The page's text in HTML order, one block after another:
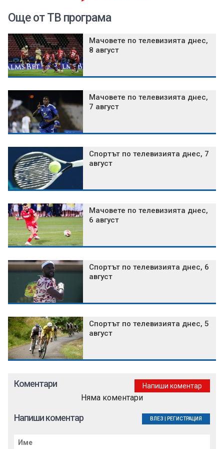
Още от ТВ програма
Мачовете по телевизията днес,
8 август
Мачовете по телевизията днес,
7 август
Спортът по телевизията днес, 7
август
Мачовете по телевизията днес,
6 август
Спортът по телевизията днес, 6
август
Спортът по телевизията днес, 5
август
Коментари Напиши коментар
Няма коментари
Напиши коментар ВЛЕЗ РЕГИСТРАЦИЯ